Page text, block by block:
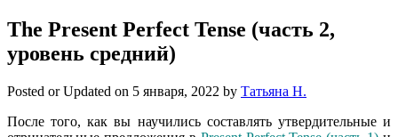
The Present Perfect Tense (часть 2,
уровень средний)
Posted or Updated on 5 января, 2022 by Татьяна Н.
После того, как вы научились составлять утвердительные и